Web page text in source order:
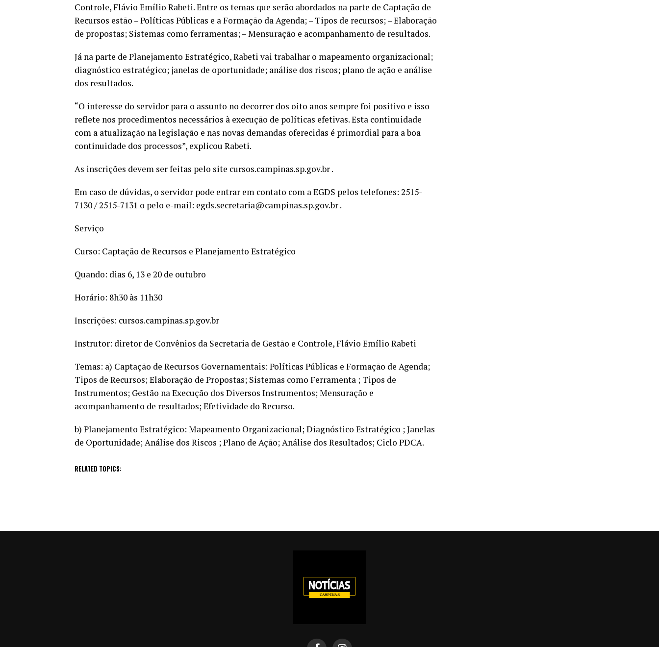
Controle, Flávio Emílio Rabeti. Entre os temas que serão abordados na parte de Captação de
Recursos estão – Políticas Públicas e a Formação da Agenda; – Tipos de recursos; – Elaboração
de propostas; Sistemas como ferramentas; – Mensuração e acompanhamento de resultados.
Já na parte de Planejamento Estratégico, Rabeti vai trabalhar o mapeamento organizacional;
diagnóstico estratégico; janelas de oportunidade; análise dos riscos; plano de ação e análise
dos resultados.
“O interesse do servidor para o assunto no decorrer dos oito anos sempre foi positivo e isso
reflete nos procedimentos necessários à execução de políticas efetivas. Esta continuidade
com a atualização na legislação e nas novas demandas oferecidas é primordial para a boa
continuidade dos processos”, explicou Rabeti.
As inscrições devem ser feitas pelo site cursos.campinas.sp.gov.br .
Em caso de dúvidas, o servidor pode entrar em contato com a EGDS pelos telefones: 2515-
7130 / 2515-7131 o pelo e-mail: egds.secretaria@campinas.sp.gov.br .
Serviço
Curso: Captação de Recursos e Planejamento Estratégico
Quando: dias 6, 13 e 20 de outubro
Horário: 8h30 às 11h30
Inscrições: cursos.campinas.sp.gov.br
Instrutor: diretor de Convênios da Secretaria de Gestão e Controle, Flávio Emílio Rabeti
Temas: a) Captação de Recursos Governamentais: Políticas Públicas e Formação de Agenda;
Tipos de Recursos; Elaboração de Propostas; Sistemas como Ferramenta ; Tipos de
Instrumentos; Gestão na Execução dos Diversos Instrumentos; Mensuração e
acompanhamento de resultados; Efetividade do Recurso.
b) Planejamento Estratégico: Mapeamento Organizacional; Diagnóstico Estratégico ; Janelas
de Oportunidade; Análise dos Riscos ; Plano de Ação; Análise dos Resultados; Ciclo PDCA.
RELATED TOPICS: